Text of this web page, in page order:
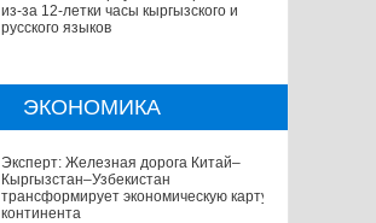
из-за 12-летки часы кыргызского и
русского языков
ЭКОНОМИКА
Эксперт: Железная дорога Китай–
Кыргызстан–Узбекистан
трансформирует экономическую карту
континента